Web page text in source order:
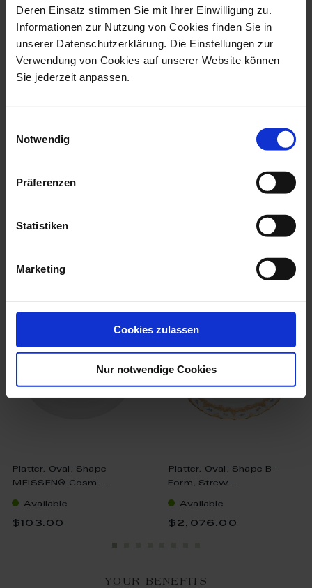
Deren Einsatz stimmen Sie mit Ihrer Einwilligung zu.
Informationen zur Nutzung von Cookies finden Sie in
unserer Datenschutzerklärung. Die Einstellungen zur
Verwendung von Cookies auf unserer Website können
Sie jederzeit anpassen.
Notwendig
Präferenzen
Statistiken
Marketing
Cookies zulassen
Nur notwendige Cookies
Starter Und Dessert
Available
Bread- And Butter Plate,
we think you’ll like these
Platter, Oval, Shape
MEISSEN® Cosm...
Available
$103.00
Platter, Oval, Shape B-
Form, Strew...
Available
$2,076.00
YOUR BENEFITS